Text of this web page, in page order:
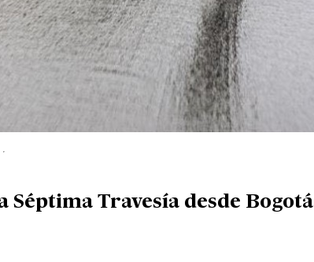
Séptima Travesía desde Bogotá